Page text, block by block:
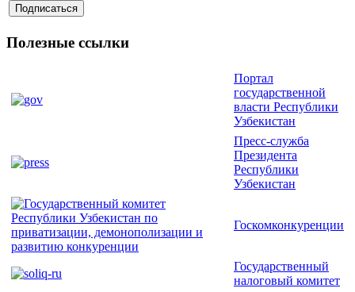
Полезные ссылки
Портал
государственной
власти Республики
Узбекистан
Пресс-служба
Президента
Республики
Узбекистан
Госкомконкуренции
Государственный
налоговый комитет